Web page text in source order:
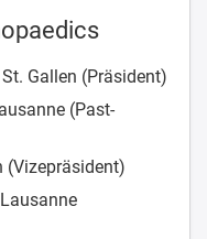
Gallen (Präsident)
(Past-
(Vizepräsident)